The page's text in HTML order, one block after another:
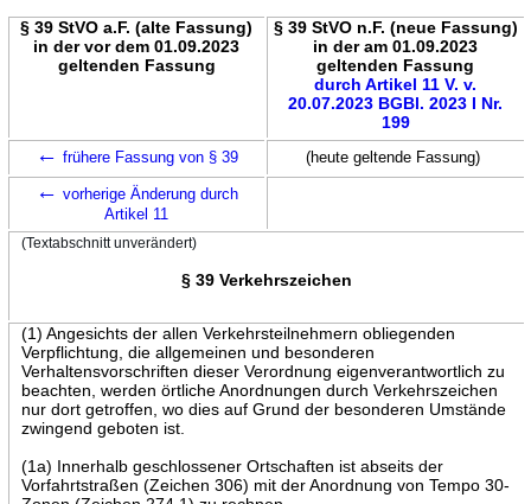
§ 39 StVO a.F. (alte Fassung)
in der vor dem 01.09.2023
geltenden Fassung
§ 39 StVO n.F. (neue Fassung)
in der am 01.09.2023
geltenden Fassung
durch Artikel 11 V. v.
20.07.2023 BGBl. 2023 I Nr.
199
← frühere Fassung von § 39 (heute geltende Fassung)
← vorherige Änderung durch
Artikel 11
(Textabschnitt unverändert)
§ 39 Verkehrszeichen
(1) Angesichts der allen Verkehrsteilnehmern obliegenden
Verpflichtung, die allgemeinen und besonderen
Verhaltensvorschriften dieser Verordnung eigenverantwortlich zu
beachten, werden örtliche Anordnungen durch Verkehrszeichen
nur dort getroffen, wo dies auf Grund der besonderen Umstände
zwingend geboten ist.
(1a) Innerhalb geschlossener Ortschaften ist abseits der
Vorfahrtstraßen (Zeichen 306) mit der Anordnung von Tempo 30-